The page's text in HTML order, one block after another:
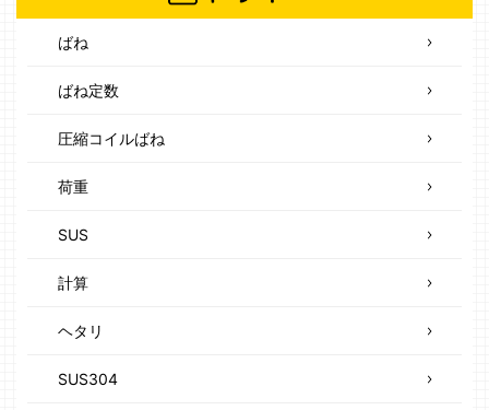
ばね
ばね定数
圧縮コイルばね
荷重
SUS
計算
ヘタリ
SUS304